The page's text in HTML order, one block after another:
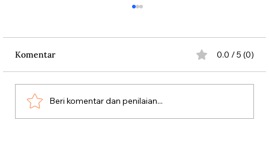
Dari Srebrenica ke Palestina
Komentar 0.0 / 5 (0)
Beri komentar dan penilaian...